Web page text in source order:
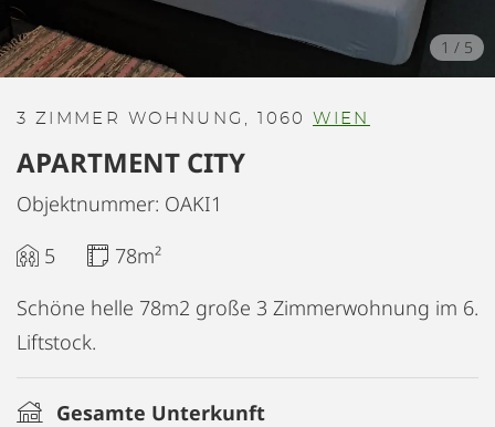
1 / 5
3 ZIMMER WOHNUNG, 1060 WIEN
APARTMENT CITY
Objektnummer: OAKI1
5
78m²
Schöne helle 78m2 große 3 Zimmerwohnung im 6.
Liftstock.
Gesamte Unterkunft